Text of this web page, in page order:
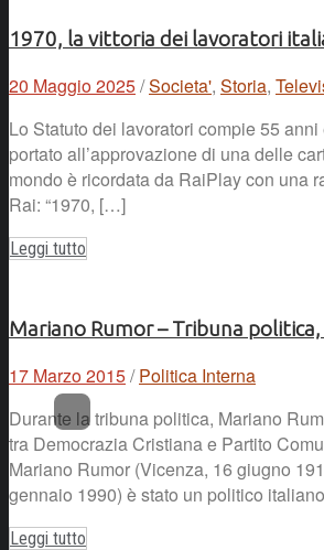
1970, la vittoria dei lavoratori
20 Maggio 2025/Societa', Storia,
Lo Statuto dei lavoratori compie 55
portato all’approvazione di una delle
mondo è ricordata da RaiPlay con una
Rai: “1970, […]
Leggi tutto
Mariano Rumor – Tribuna
17 Marzo 2015/ Politica Interna
Durante la tribuna politica, Mariano
tra Democrazia Cristiana e Partito
Mariano Rumor (Vicenza, 16 giugno
gennaio 1990) è stato un politico
Leggi tutto